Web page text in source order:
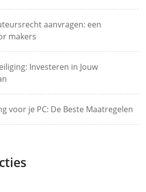
aanvragen: een
makers
Investeren in Jouw
voor je PC: De Beste Maatregelen